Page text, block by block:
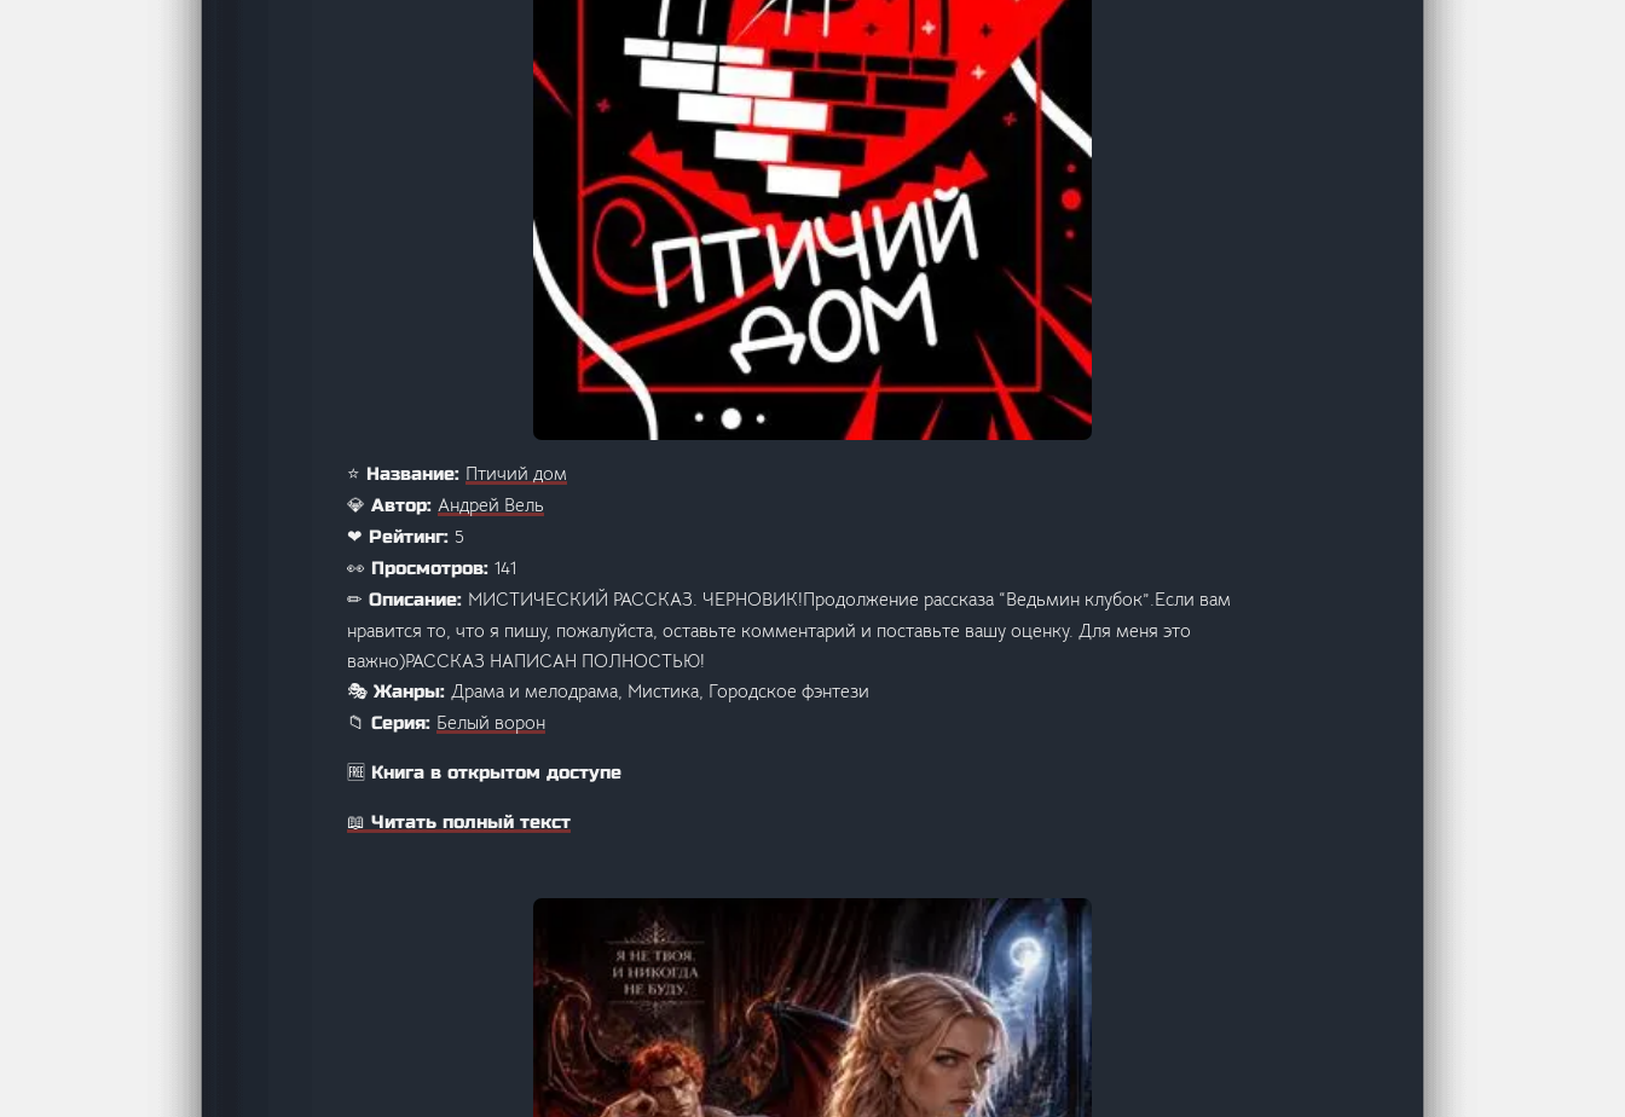
⭐ Название: Птичий дом
💎 Автор: Андрей Вель
❤ Рейтинг: 5
👀 Просмотров: 141
✏ Описание: МИСТИЧЕСКИЙ РАССКАЗ. ЧЕРНОВИК!Продолжение рассказа “Ведьмин клубок”.Если вам
нравится то, что я пишу, пожалуйста, оставьте комментарий и поставьте вашу оценку. Для меня это
важно)РАССКАЗ НАПИСАН ПОЛНОСТЬЮ!
🎭 Жанры: Драма и мелодрама, Мистика, Городское фэнтези
📁 Серия: Белый ворон
🆓 Книга в открытом доступе
📖 Читать полный текст